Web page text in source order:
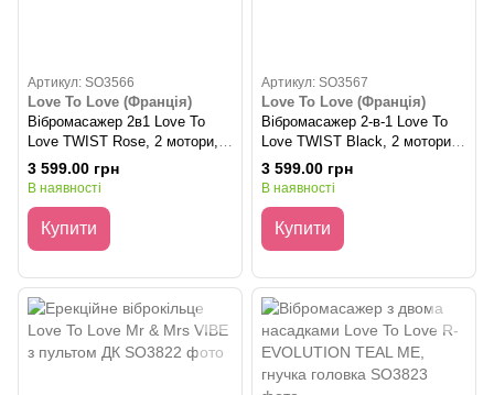
Артикул: SO3566
Love To Love (Франція)
Вібромасажер 2в1 Love To
Love TWIST Rose, 2 мотори,
стимулювальний рельєф,
водостійкий
3 599.00 грн
В наявності
Купити
Артикул: SO3567
Love To Love (Франція)
Вібромасажер 2-в-1 Love To
Love TWIST Black, 2 мотори,
стимулюючий рельєф,
водостійкий
3 599.00 грн
В наявності
Купити